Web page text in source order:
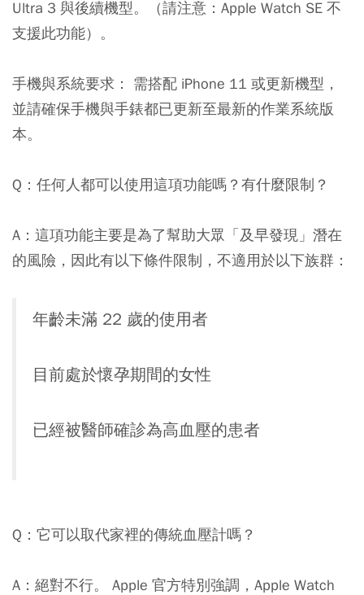
Ultra 3 與後續機型。（請注意：Apple Watch SE 不
支援此功能）。
手機與系統要求： 需搭配 iPhone 11 或更新機型，
並請確保手機與手錶都已更新至最新的作業系統版
本。
Q：任何人都可以使用這項功能嗎？有什麼限制？
A：這項功能主要是為了幫助大眾「及早發現」潛在
的風險，因此有以下條件限制，不適用於以下族群：
年齡未滿 22 歲的使用者
目前處於懷孕期間的女性
已經被醫師確診為高血壓的患者
Q：它可以取代家裡的傳統血壓計嗎？
A：絕對不行。 Apple 官方特別強調，Apple Watch